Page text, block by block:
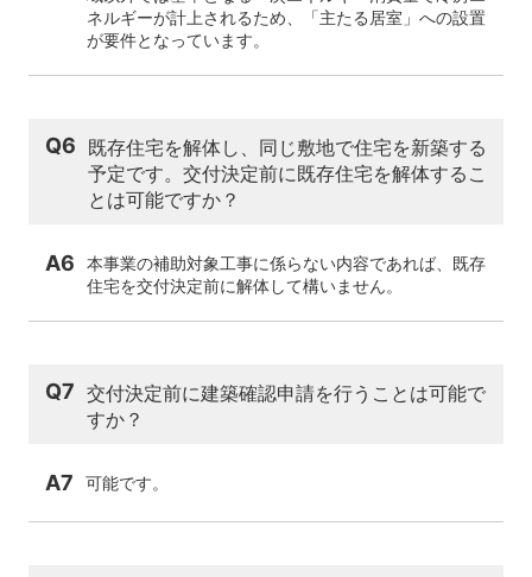
ネルギーが計上されるため、「主たる居室」への設置
が要件となっています。
Q6 既存住宅を解体し、同じ敷地で住宅を新築する
予定です。交付決定前に既存住宅を解体するこ
とは可能ですか？
A6
本事業の補助対象工事に係らない内容であれば、既存
住宅を交付決定前に解体して構いません。
Q7 交付決定前に建築確認申請を行うことは可能で
すか？
A7 可能です。